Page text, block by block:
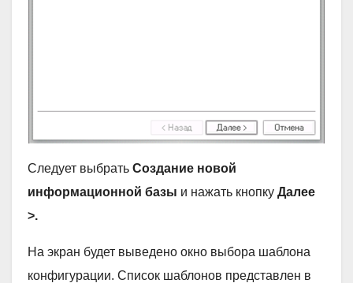
Следует выбрать Создание новой
информационной базы и нажать кнопку Далее
>.
На экран будет выведено окно выбора шаблона
конфигурации. Список шаблонов представлен в